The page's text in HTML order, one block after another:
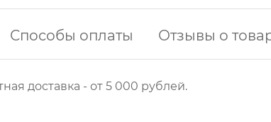
Способы оплаты Отзывы о
доставка - от 5 000 рублей.